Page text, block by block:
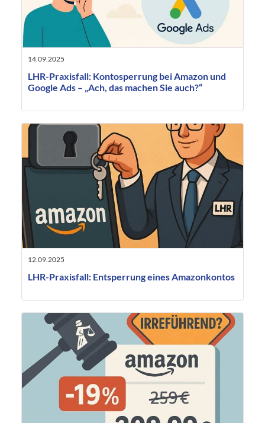
14.09.2025
LHR-Praxisfall: Kontosperrung bei Amazon und
Google Ads – „Ach, das machen Sie auch?“
12.09.2025
LHR-Praxisfall: Entsperrung eines Amazonkontos